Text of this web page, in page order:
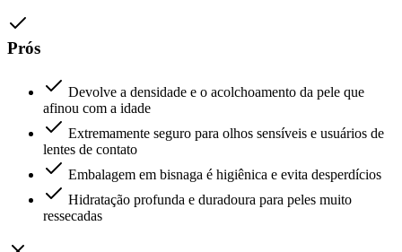
Prós
Devolve a densidade e o acolchoamento da pele que
afinou com a idade
Extremamente seguro para olhos sensíveis e usuários de
lentes de contato
Embalagem em bisnaga é higiênica e evita desperdícios
Hidratação profunda e duradoura para peles muito
ressecadas